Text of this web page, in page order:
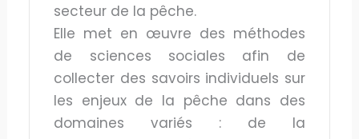
secteur de la pêche.
Elle met en œuvre des méthodes
de sciences sociales afin de
collecter des savoirs individuels sur
les enjeux de la pêche dans des
domaines variés : de la